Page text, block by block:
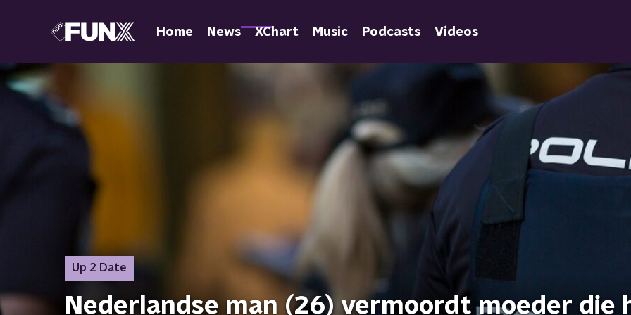
Home News XChart Music Podcasts Videos
Up 2 Date
Nederlandse man (26) vermoordt moeder die